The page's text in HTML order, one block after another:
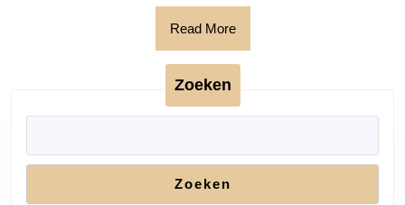
Read MoreRead
More
Zoeken
Zoeken